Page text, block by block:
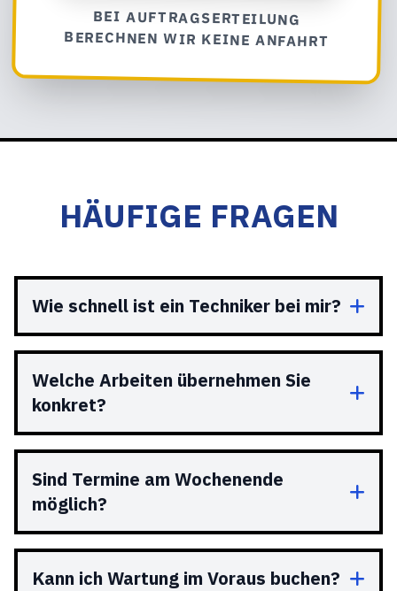
BEI AUFTRAGSERTEILUNG
BERECHNEN WIR KEINE ANFAHRT
HÄUFIGE FRAGEN
Wie schnell ist ein Techniker bei mir?
Welche Arbeiten übernehmen Sie
konkret?
Sind Termine am Wochenende
möglich?
Kann ich Wartung im Voraus buchen?